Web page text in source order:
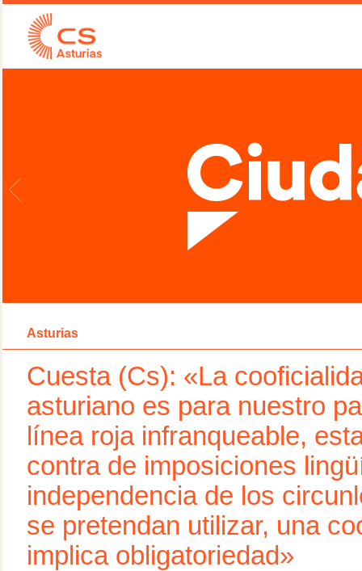
Asturias
Cuesta (Cs): «La
asturiano es para nuestro
línea roja infranqueable,
contra de imposiciones
independencia de los
se pretendan utilizar, una
implica obligatoriedad»